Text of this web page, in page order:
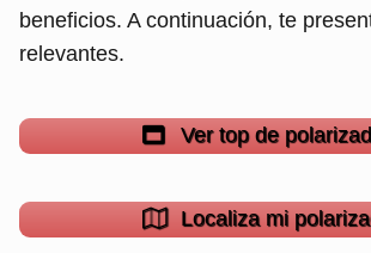
beneficios. A continuación, te
relevantes.
Ver top de
Localiza mi